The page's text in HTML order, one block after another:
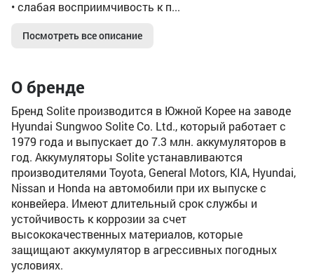
• слабая восприимчивость к п...
Посмотреть все описание
О бренде
Бренд Solite производится в Южной Корее на заводе
Hyundai Sungwoo Solite Co. Ltd., который работает с
1979 года и выпускает до 7.3 млн. аккумуляторов в
год. Аккумуляторы Solite устанавливаются
производителями Toyota, General Motors, KIA, Hyundai,
Nissan и Honda на автомобили при их выпуске с
конвейера. Имеют длительный срок службы и
устойчивость к коррозии за счет
высококачественных материалов, которые
защищают аккумулятор в агрессивных погодных
условиях.